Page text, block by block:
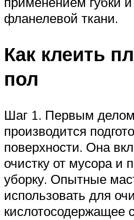
фланелевой ткани.
Как клеить
пол
Шаг 1. Первым делом
производится
поверхности. Она
очистку от мусора и
уборку. Опытные
использовать для
кислотосодержащее